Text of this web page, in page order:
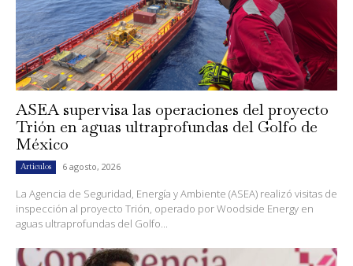
ASEA supervisa las operaciones del proyecto
Trión en aguas ultraprofundas del Golfo de
México
Artículos 6 agosto, 2026
La Agencia de Seguridad, Energía y Ambiente (ASEA) realizó visitas de
inspección al proyecto Trión, operado por Woodside Energy en
aguas ultraprofundas del Golfo...